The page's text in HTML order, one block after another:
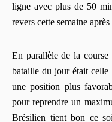
ligne avec plus de 50
revers cette semaine
En parallèle de la
bataille du jour était celle
une position plus
pour reprendre un
Brésilien tient bon ce